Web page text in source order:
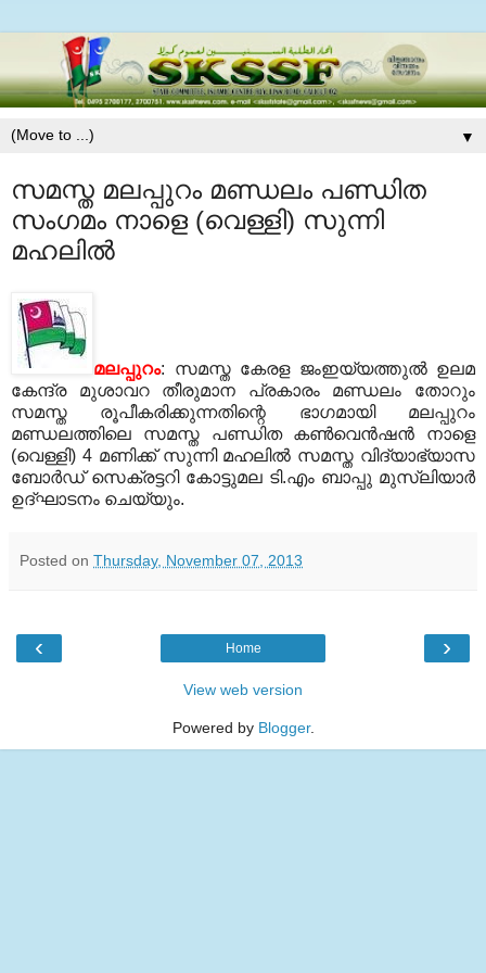
▼
സമസ്ത മലപ്പുറം മണ്ഡലം പണ്ഡിത
സംഗമം നാളെ (വെള്ളി) സുന്നി
മഹലില്‍
മലപ്പുറം: സമസ്ത കേരള ജംഇയ്യത്തുല്‍ ഉലമ
കേന്ദ്ര മുശാവറ തീരുമാന പ്രകാരം മണ്ഡലം തോറും
സമസ്ത രൂപീകരിക്കുന്നതിന്റെ ഭാഗമായി മലപ്പുറം
മണ്ഡലത്തിലെ സമസ്ത പണ്ഡിത കണ്‍വെന്‍ഷന്‍ നാളെ
(വെള്ളി) 4 മണിക്ക് സുന്നി മഹലില്‍ സമസ്ത വിദ്യാഭ്യാസ
ബോര്‍ഡ് സെക്രട്ടറി കോട്ടുമല ടി.എം ബാപ്പു മുസ്‌ലിയാര്‍
ഉദ്ഘാടനം ചെയ്യും.
Posted on Thursday, November 07, 2013
‹ ›
Home
View web version
Powered by Blogger.